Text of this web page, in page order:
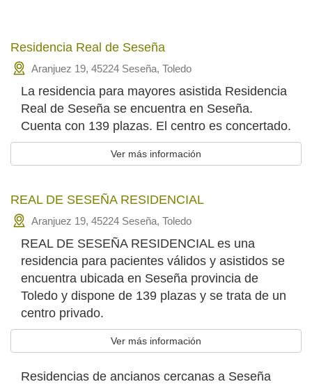
Residencia Real de Seseña
Aranjuez 19, 45224 Seseña, Toledo
La residencia para mayores asistida Residencia
Real de Seseña se encuentra en Seseña.
Cuenta con 139 plazas. El centro es concertado.
Ver más información
REAL DE SESEÑA RESIDENCIAL
Aranjuez 19, 45224 Seseña, Toledo
REAL DE SESEÑA RESIDENCIAL es una
residencia para pacientes válidos y asistidos se
encuentra ubicada en Seseña provincia de
Toledo y dispone de 139 plazas y se trata de un
centro privado.
Ver más información
Residencias de ancianos cercanas a Seseña